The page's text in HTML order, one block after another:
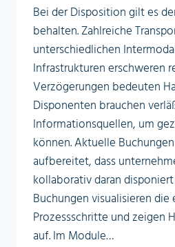
Bei der Disposition gilt es
behalten. Zahlreiche
unterschiedlichen
Infrastrukturen erschweren
Verzögerungen bedeuten
Disponenten brauchen
Informationsquellen, um
können. Aktuelle
aufbereitet, dass
kollaborativ daran
Buchungen visualisieren die
Prozessschritte und zeigen
auf. Im Module…